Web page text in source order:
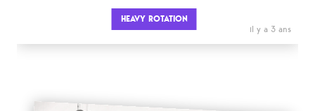
HEAVY ROTATION
il y a 3 ans